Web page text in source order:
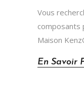
Vous
composants
Maison
En Savoir